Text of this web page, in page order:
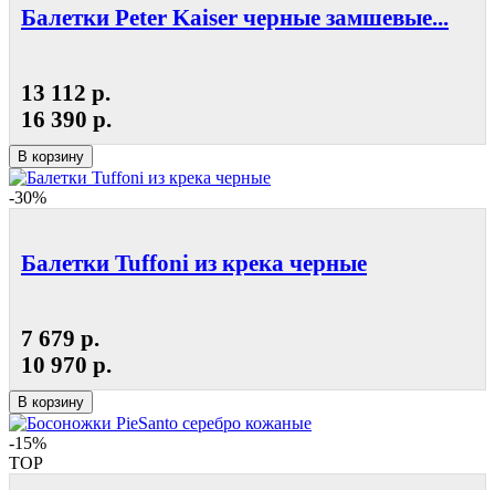
Балетки Peter Kaiser черные замшевые...
13 112 р.
16 390 р.
В корзину
-30%
Балетки Tuffoni из крека черные
7 679 р.
10 970 р.
В корзину
-15%
TOP